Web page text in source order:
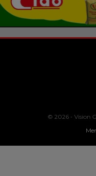
© 2026 - Vision